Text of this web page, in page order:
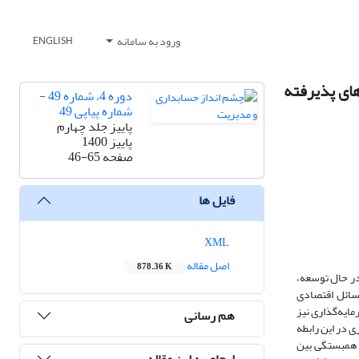
ورود به سامانه ENGLISH
پذیرفته
حال توسعه،
اقتصادی
نیز
در این رابطه
همبستگی بین
دوره 4، شماره 49 -
شماره پیاپی 49
پاییز جلد چهارم
پاییز 1400
صفحه46-65
فایل ها
اصل مقاله
878.36 K
هم رسانی